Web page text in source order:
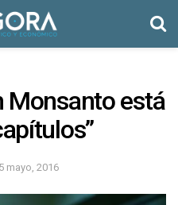
Monsanto está
5 mayo, 2016